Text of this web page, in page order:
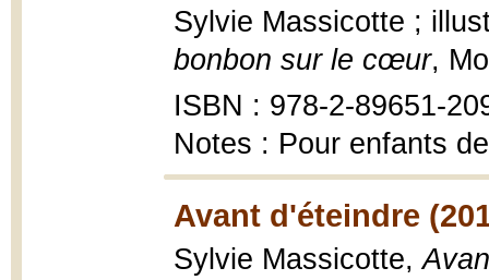
Sylvie Massicotte ;
bonbon sur le cœur,
ISBN : 978-2-89651-
Notes : Pour enfants
Avant d'éteindre
Sylvie Massicotte,